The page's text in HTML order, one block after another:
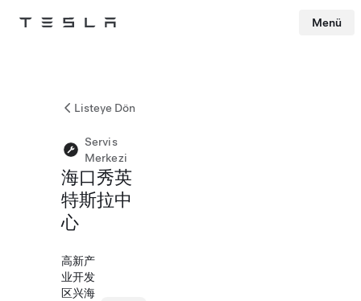
Tesla Menü
Listeye Dön
Servis
Merkezi
海口秀英
特斯拉中
心
高新产
业开发
区兴海